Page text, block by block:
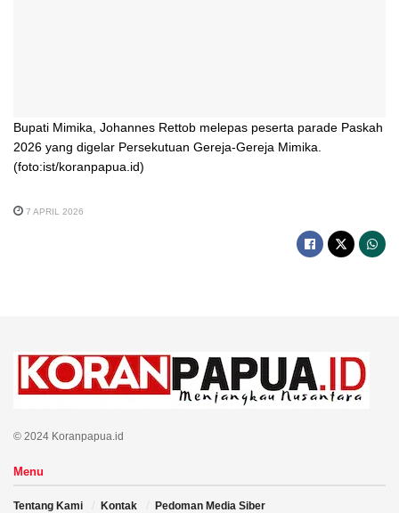
Bupati Mimika, Johannes Rettob melepas peserta parade Paskah
2026 yang digelar Persekutuan Gereja-Gereja Mimika.
(foto:ist/koranpapua.id)
7 APRIL 2026
© 2024 Koranpapua.id
Menu
Tentang Kami Kontak Pedoman Media Siber